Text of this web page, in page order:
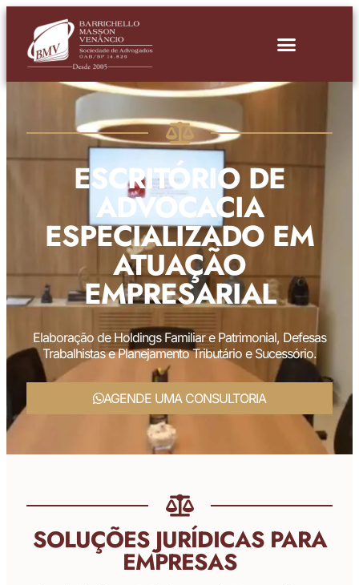
ESCRITÓRIO DE
ADVOCACIA
ESPECIALIZADO EM
ATUAÇÃO
EMPRESARIAL
Elaboração de Holdings Familiar e Patrimonial, Defesas
Trabalhistas e Planejamento Tributário e Sucessório.
AGENDE UMA CONSULTORIA
SOLUÇÕES JURÍDICAS PARA
EMPRESAS